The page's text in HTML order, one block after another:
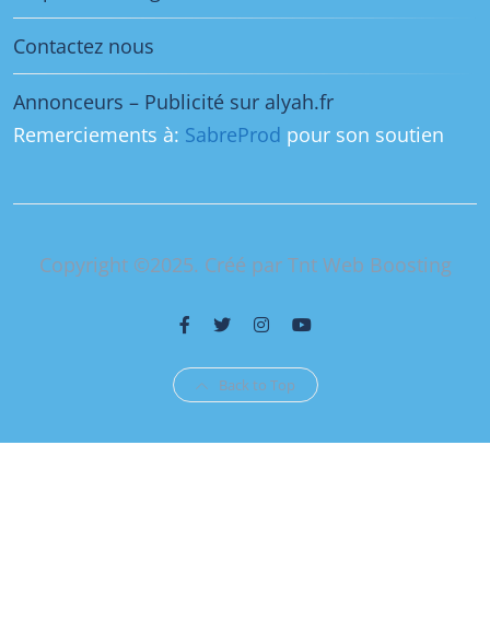
Contactez nous
Annonceurs – Publicité sur alyah.fr
Remerciements à: SabreProd pour son soutien
Copyright ©2025. Créé par Tnt Web Boosting
Back to Top